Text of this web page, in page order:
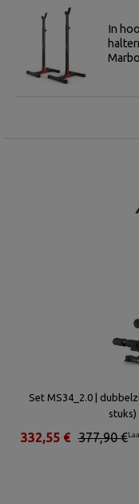
In
Set MS34_2.0 |
377,90 €
332,55 €